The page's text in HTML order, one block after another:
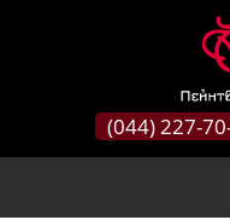
(044) 227-